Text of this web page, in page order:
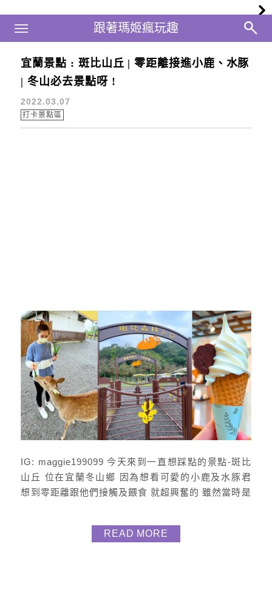
跟著瑪姬瘋玩趣
跟著瑪姬瘋玩趣
Main Menu
動物園
宜蘭景點 : 斑比山丘 | 零距離接進小鹿、水豚
| 冬山必去景點呀 !
2022.03.07
打卡景點區
IG: maggie199099 今天來到一直想踩點的景點-斑比
山丘 位在宜蘭冬山鄉 因為想看可愛的小鹿及水豚君
想到零距離跟他們接觸及餵食 就超興奮的 雖然當時是
逛滿 裡面也有甜點咖啡廳 根本就是親子大小孩的天地
READ MORE